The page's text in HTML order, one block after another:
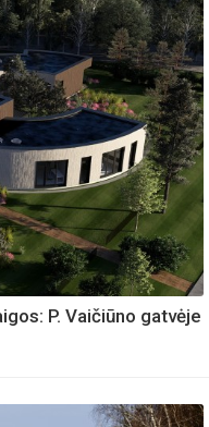
P. Vaičiūno gatvėje